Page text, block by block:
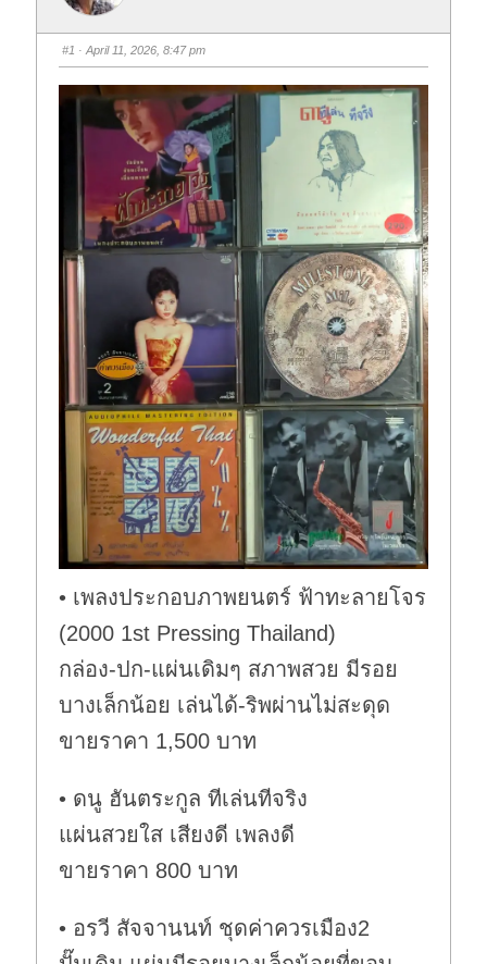
#1 · April 11, 2026, 8:47 pm
• เพลงประกอบภาพยนตร์ ฟ้าทะลายโจร
(2000 1st Pressing Thailand)
กล่อง-ปก-แผ่นเดิมๆ สภาพสวย มีรอย
บางเล็กน้อย เล่นได้-ริพผ่านไม่สะดุด
ขายราคา 1,500 บาท
• ดนู ฮันตระกูล ทีเล่นทีจริง
แผ่นสวยใส เสียงดี เพลงดี
ขายราคา 800 บาท
• อรวี สัจจานนท์ ชุดค่าควรเมือง2